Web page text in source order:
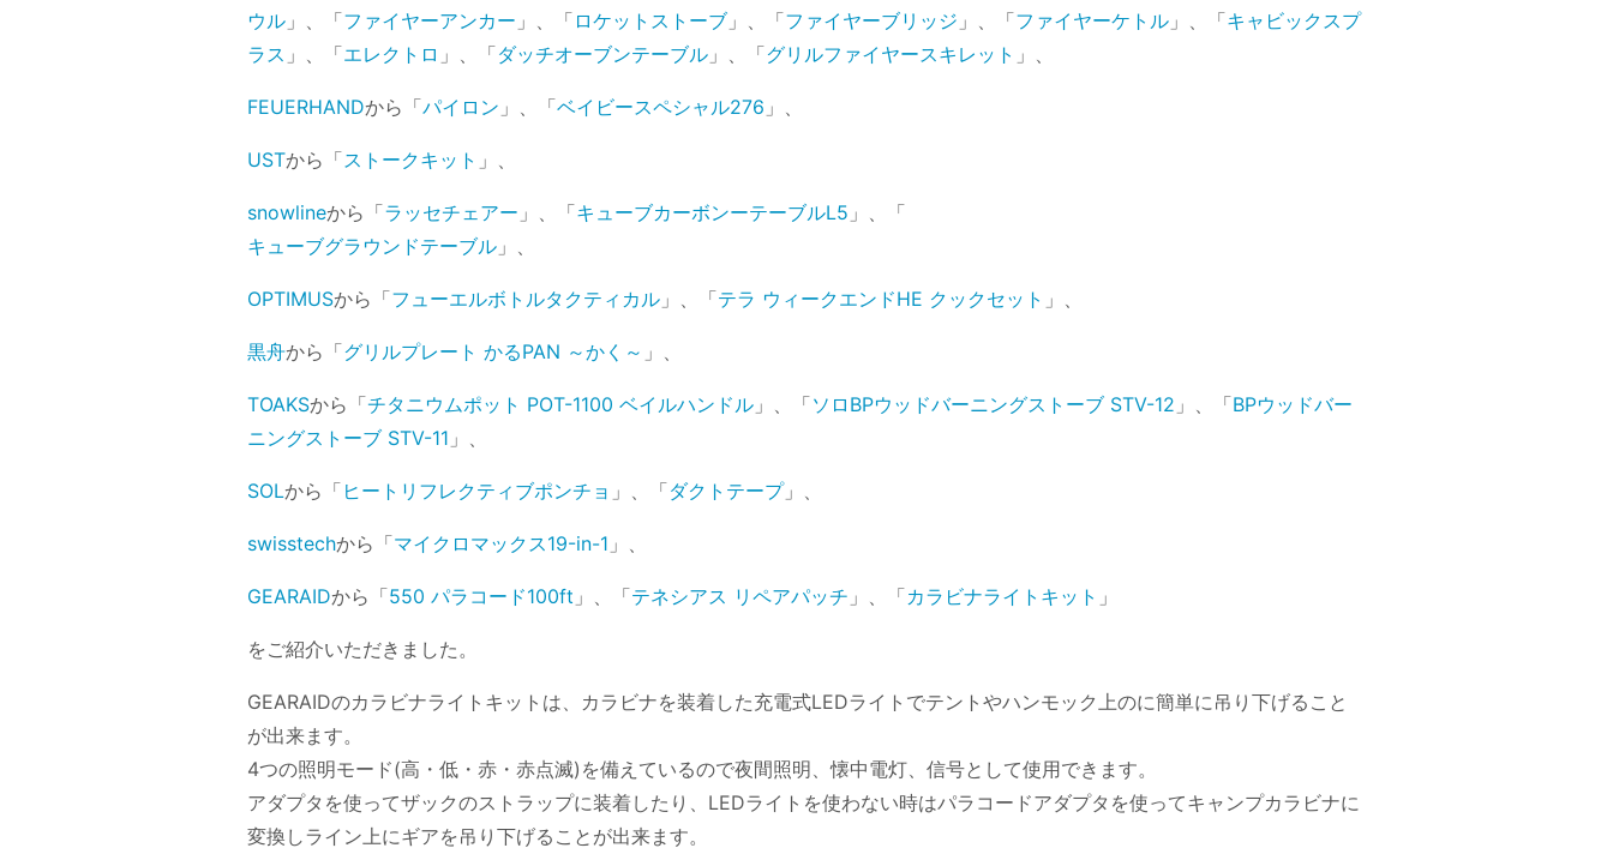
ウル 」、「ファイヤーアンカー 」、「 ロケットストーブ 」、「ファイヤーブリッジ 」、「ファイヤーケトル 」、「キャビックスプ
ラス 」、「エレクトロ 」、「ダッチオーブンテーブル 」、「グリルファイヤースキレット 」、
FEUERHANDから「パイロン 」、「ベイビースペシャル276 」、
USTから「ストークキット 」、
snowlineから「ラッセチェアー 」、「キューブカーボンーテーブルL5 」、「
キューブグラウンドテーブル 」、
OPTIMUSから「フューエルボトルタクティカル 」、「テラ ウィークエンドHE クックセット 」、
黒舟から「グリルプレート かるPAN ～かく～ 」、
TOAKSから「チタニウムポット POT-1100 ベイルハンドル 」、「ソロBPウッドバーニングストーブ STV-12 」、「BPウッドバー
ニングストーブ STV-11 」、
SOLから「 ヒートリフレクティブポンチョ 」、「ダクトテープ」、
swisstechから「マイクロマックス19-in-1 」、
GEARAIDから「550 パラコード100ft 」、「テネシアス リペアパッチ 」、「カラビナライトキット 」
をご紹介いただきました。
GEARAIDのカラビナライトキットは、カラビナを装着した充電式LEDライトでテントやハンモック上のに簡単に吊り下げること
が出来ます。
4つの照明モード(高・低・赤・赤点滅)を備えているので夜間照明、懐中電灯、信号として使用できます。
アダプタを使ってザックのストラップに装着したり、LEDライトを使わない時はパラコードアダプタを使ってキャンプカラビナに
変換しライン上にギアを吊り下げることが出来ます。